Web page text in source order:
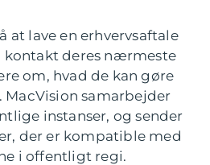
at lave en erhvervsaftale
kontakt deres nærmeste
om, hvad de kan gøre
samarbejder
instanser, og sender
der er kompatible med
i offentligt regi.